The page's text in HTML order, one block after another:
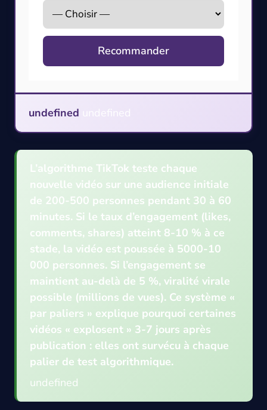
Recommander
undefined undefined
L’algorithme TikTok teste chaque
nouvelle vidéo sur une audience initiale
de 200-500 personnes pendant 30 à 60
minutes. Si le taux d’engagement (likes,
comments, shares) atteint 8-10 % à ce
stade, la vidéo est poussée à 5000-10
000 personnes. Si l’engagement se
maintient au-delà de 5 %, viralité virale
possible (millions de vues). Ce système «
par paliers » explique pourquoi certaines
vidéos « explosent » 3-7 jours après
publication : elles ont survécu à chaque
palier de test algorithmique.
undefined